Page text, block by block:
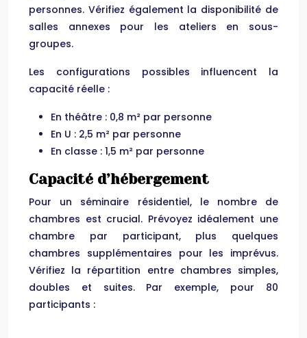
personnes. Vérifiez également la disponibilité de
salles annexes pour les ateliers en sous-
groupes.
Les configurations possibles influencent la
capacité réelle :
En théâtre : 0,8 m² par personne
En U : 2,5 m² par personne
En classe : 1,5 m² par personne
Capacité d’hébergement
Pour un séminaire résidentiel, le nombre de
chambres est crucial. Prévoyez idéalement une
chambre par participant, plus quelques
chambres supplémentaires pour les imprévus.
Vérifiez la répartition entre chambres simples,
doubles et suites. Par exemple, pour 80
participants :